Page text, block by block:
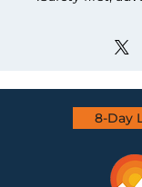
8-Day